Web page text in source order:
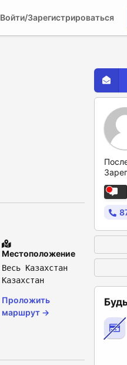
Войти/Зарегистрироваться
Местоположение
Весь Казахстан
Казахстан
Проложить
маршрут →